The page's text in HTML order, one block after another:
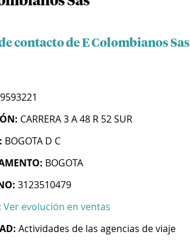
contacto de E Colombianos Sas
CARRERA 3 A 48 R 52 SUR
BOGOTA D C
BOGOTA
3123510479
Ver evolución en ventas
Actividades de las agencias de viaje